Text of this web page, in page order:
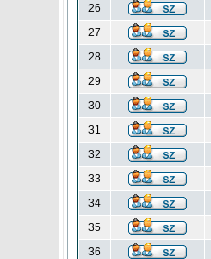
26
27
28
29
30
31
32
33
34
35
36